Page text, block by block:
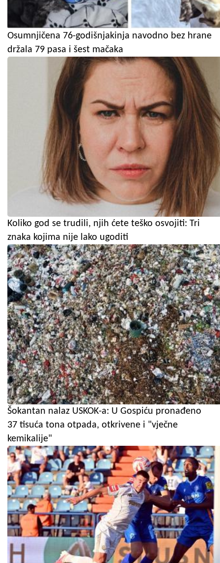
Osumnjičena 76-godišnjakinja navodno bez hrane
držala 79 pasa i šest mačaka
Koliko god se trudili, njih ćete teško osvojiti: Tri
znaka kojima nije lako ugoditi
Šokantan nalaz USKOK-a: U Gospiću pronađeno
37 tisuća tona otpada, otkrivene i "vječne
kemikalije"